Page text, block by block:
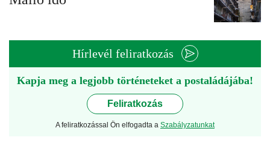
Hírlevél feliratkozás
Kapja meg a legjobb történeteket a postaládájába!
Feliratkozás
A feliratkozással Ön elfogadta a Szabályzatunkat